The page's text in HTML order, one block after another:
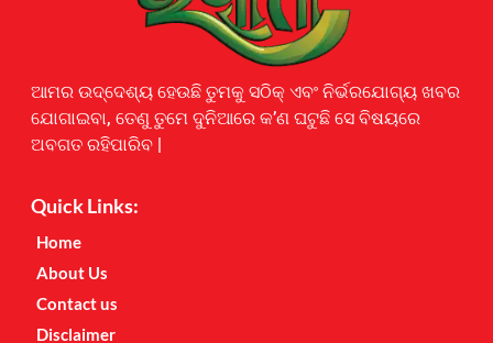
ଆମର ଉଦ୍ଦେଶ୍ୟ ହେଉଛି ତୁମକୁ ସଠିକ୍ ଏବଂ ନିର୍ଭରଯୋଗ୍ୟ ଖବର
ଯୋଗାଇବା, ତେଣୁ ତୁମେ ଦୁନିଆରେ କ’ଣ ଘଟୁଛି ସେ ବିଷୟରେ
ଅବଗତ ରହିପାରିବ |
Quick Links:
Home
About Us
Contact us
Disclaimer